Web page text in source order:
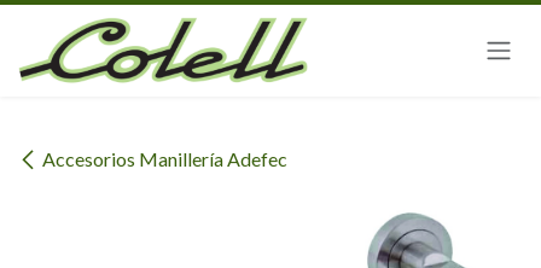
Ir al contenido
Accesorios Manillería Adefec